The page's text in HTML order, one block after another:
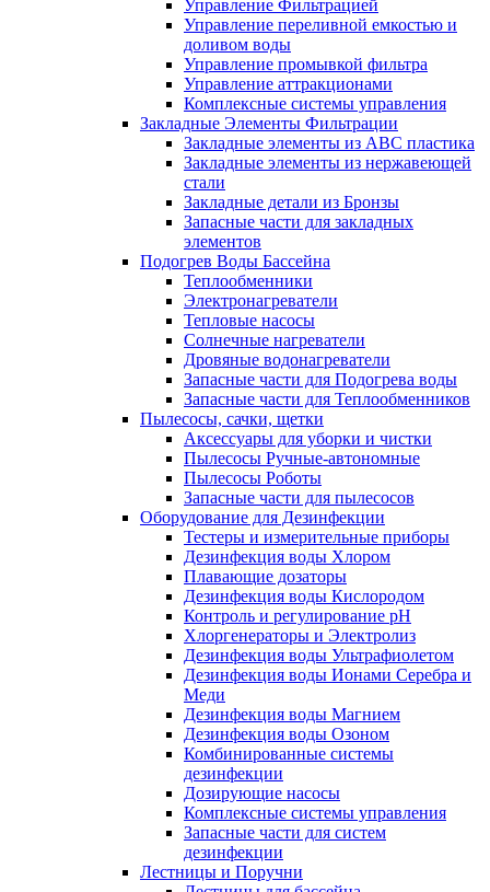
Управление Фильтрацией
Управление переливной емкостью и
доливом воды
Управление промывкой фильтра
Управление аттракционами
Комплексные системы управления
Закладные Элементы Фильтрации
Закладные элементы из ABC пластика
Закладные элементы из нержавеющей
стали
Закладные детали из Бронзы
Запасные части для закладных
элементов
Подогрев Воды Бассейна
Теплообменники
Электронагреватели
Тепловые насосы
Солнечные нагреватели
Дровяные водонагреватели
Запасные части для Подогрева воды
Запасные части для Теплообменников
Пылесосы, сачки, щетки
Аксессуары для уборки и чистки
Пылесосы Ручные-автономные
Пылесосы Роботы
Запасные части для пылесосов
Оборудование для Дезинфекции
Тестеры и измерительные приборы
Дезинфекция воды Хлором
Плавающие дозаторы
Дезинфекция воды Кислородом
Контроль и регулирование рН
Хлоргенераторы и Электролиз
Дезинфекция воды Ультрафиолетом
Дезинфекция воды Ионами Серебра и
Меди
Дезинфекция воды Магнием
Дезинфекция воды Озоном
Комбинированные системы
дезинфекции
Дозирующие насосы
Комплексные системы управления
Запасные части для систем
дезинфекции
Лестницы и Поручни